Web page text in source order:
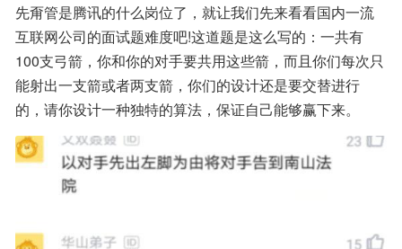
先甭管是腾讯的什么岗位了，就让我们先来看看国内一流
互联网公司的面试题难度吧!这道题是这么写的：一共有
100支弓箭，你和你的对手要共用这些箭，而且你们每次只
能射出一支箭或者两支箭，你们的设计还是要交替进行
的，请你设计一种独特的算法，保证自己能够赢下来。